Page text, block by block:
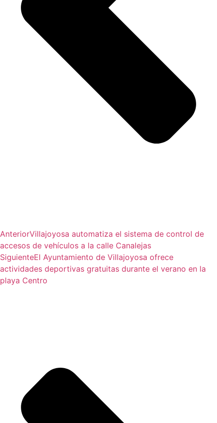
AnteriorVillajoyosa automatiza el sistema de control de
accesos de vehículos a la calle Canalejas
SiguienteEl Ayuntamiento de Villajoyosa ofrece
actividades deportivas gratuitas durante el verano en la
playa Centro